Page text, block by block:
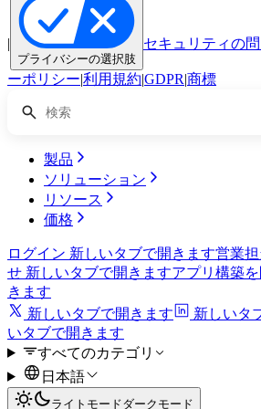
|
プライバシーの選択肢
セキュリティの
ーポリシー|利用規約|GDPR|商標
製品
ソリューション
リソース
価格
ログイン 新しいタブで開きます営業
せ 新しいタブで開きますアプリ構築
きます
新しいタブで開きます
新しいタ
いタブで開きます
すべてのカテゴリ
日本語
ライトモードダークモード